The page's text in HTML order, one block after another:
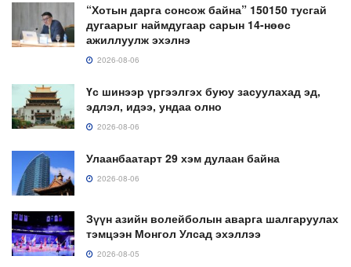
“Хотын дарга сонсож байна” 150150 тусгай
дугаарыг наймдугаар сарын 14-нөөс
ажиллуулж эхэлнэ
2026-08-06
Үс шинээр үргээлгэх буюу засуулахад эд,
эдлэл, идээ, ундаа олно
2026-08-06
Улаанбаатарт 29 хэм дулаан байна
2026-08-06
Зүүн азийн волейболын аварга шалгаруулах
тэмцээн Монгол Улсад эхэллээ
2026-08-05